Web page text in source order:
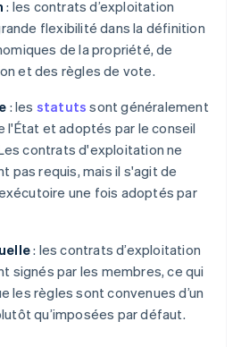
: les contrats d’exploitation
flexibilité dans la définition
de la propriété, de
et des règles de vote.
: les statuts sont généralement
l'État et adoptés par le conseil
contrats d'exploitation ne
pas requis, mais il s'agit de
une fois adoptés par
: les contrats d’exploitation
signés par les membres, ce qui
les règles sont convenues d’un
qu’imposées par défaut.